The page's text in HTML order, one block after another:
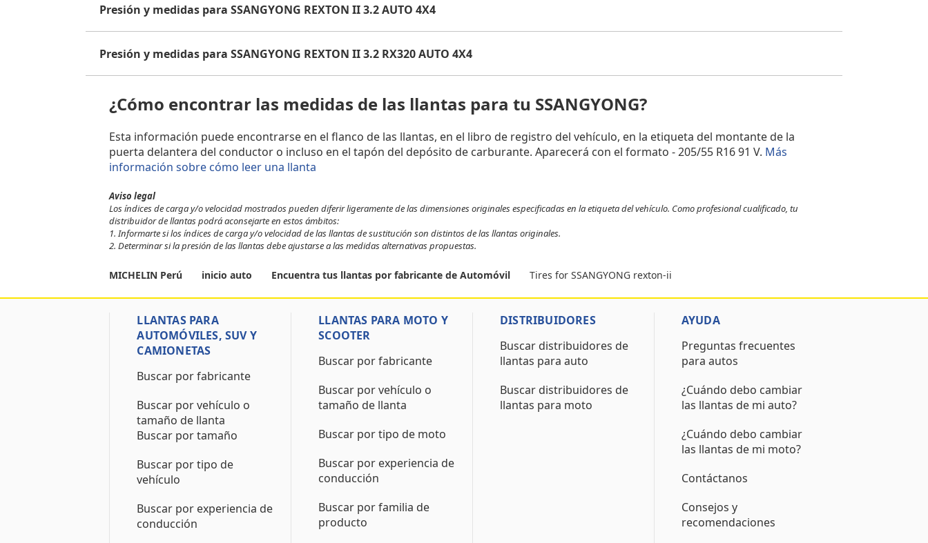
Presión y medidas para SSANGYONG REXTON II 3.2 AUTO 4X4
Presión y medidas para SSANGYONG REXTON II 3.2 RX320 AUTO 4X4
¿Cómo encontrar las medidas de las llantas para tu SSANGYONG?
Esta información puede encontrarse en el flanco de las llantas, en el libro de registro del vehículo, en la etiqueta del montante de la
puerta delantera del conductor o incluso en el tapón del depósito de carburante. Aparecerá con el formato - 205/55 R16 91 V. Más
información sobre cómo leer una llanta
Aviso legal
Los índices de carga y/o velocidad mostrados pueden diferir ligeramente de las dimensiones originales especificadas en la etiqueta del vehículo. Como profesional cualificado, tu
distribuidor de llantas podrá aconsejarte en estos ámbitos:
1. Informarte si los índices de carga y/o velocidad de las llantas de sustitución son distintos de las llantas originales.
2. Determinar si la presión de las llantas debe ajustarse a las medidas alternativas propuestas.
MICHELIN Perú inicio auto Encuentra tus llantas por fabricante de Automóvil Tires for SSANGYONG rexton-ii
LLANTAS PARA
AUTOMÓVILES, SUV Y
CAMIONETAS
Buscar por fabricante
Buscar por vehículo o
tamaño de llanta
Buscar por tamaño
Buscar por tipo de
vehículo
Buscar por experiencia de
conducción
LLANTAS PARA MOTO Y
SCOOTER
Buscar por fabricante
Buscar por vehículo o
tamaño de llanta
Buscar por tipo de moto
Buscar por experiencia de
conducción
Buscar por familia de
producto
DISTRIBUIDORES
Buscar distribuidores de
llantas para auto
Buscar distribuidores de
llantas para moto
AYUDA
Preguntas frecuentes
para autos
¿Cuándo debo cambiar
las llantas de mi auto?
¿Cuándo debo cambiar
las llantas de mi moto?
Contáctanos
Consejos y
recomendaciones